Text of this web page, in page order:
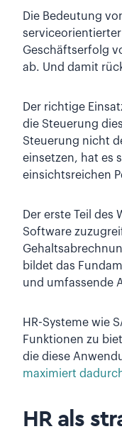
Die Bedeutung
Geschäftserfolg
ab. Und damit
Der richtige
die Steuerung
Steuerung nicht
einsetzen, hat es
einsichtsreichen
Der erste Teil
Software
bildet das
und umfassende
HR-Systeme wie
Funktionen zu
die diese
maximiert
HR als